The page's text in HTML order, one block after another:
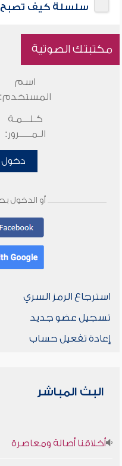
سلسلة كيف تصبح
مكتبتك الصوتية
اسم
المستخدم:
كـلـــمـة
الـمـــــرور:
دخول
أو الدخول
استرجاع الرمز السري
تسجيل عضو جديد
إعادة تفعيل حساب
البث المباشر
أخلاقنا أصالة ومعاصرة